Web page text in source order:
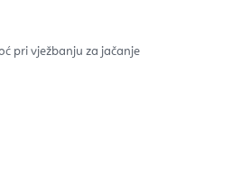
pri vježbanju za jačanje